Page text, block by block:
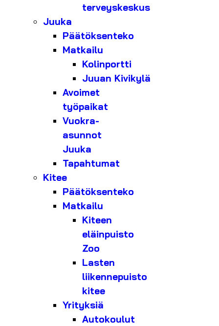
terveyskeskus
Juuka
Päätöksenteko
Matkailu
Kolinportti
Juuan Kivikylä
Avoimet
työpaikat
Vuokra-
asunnot
Juuka
Tapahtumat
Kitee
Päätöksenteko
Matkailu
Kiteen
eläinpuisto
Zoo
Lasten
liikennepuisto
kitee
Yrityksiä
Autokoulut